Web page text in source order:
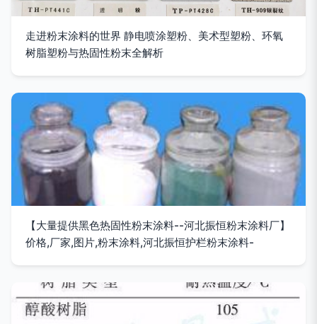
走进粉末涂料的世界 静电喷涂塑粉、美术型塑粉、环氧
树脂塑粉与热固性粉末全解析
【大量提供黑色热固性粉末涂料--河北振恒粉末涂料厂】
价格,厂家,图片,粉末涂料,河北振恒护栏粉末涂料-